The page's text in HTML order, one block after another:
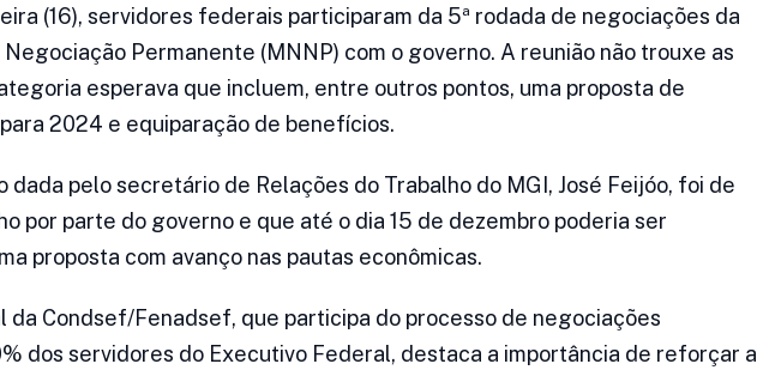
(16), servidores federais participaram da 5ª rodada de negociações da
Permanente (MNNP) com o governo. A reunião não trouxe as
esperava que incluem, entre outros pontos, uma proposta de
2024 e equiparação de benefícios.
dada pelo secretário de Relações do Trabalho do MGI, José Feijóo, foi de
por parte do governo e que até o dia 15 de dezembro poderia ser
proposta com avanço nas pautas econômicas.
da Condsef/Fenadsef, que participa do processo de negociações
dos servidores do Executivo Federal, destaca a importância de reforçar a